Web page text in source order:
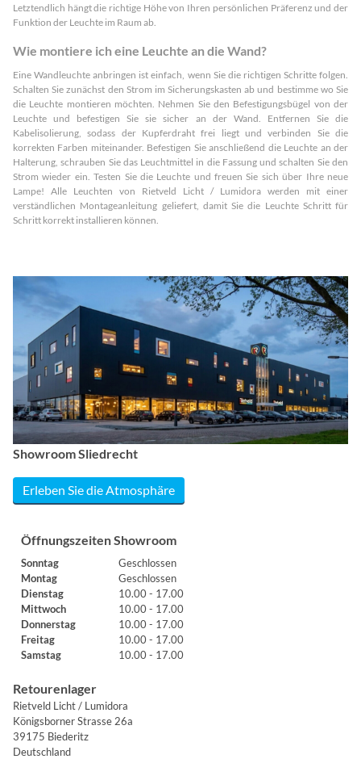
Letztendlich hängt die richtige Höhe von Ihren persönlichen Präferenz und der
Funktion der Leuchte im Raum ab.
Wie montiere ich eine Leuchte an die Wand?
Eine Wandleuchte anbringen ist einfach, wenn Sie die richtigen Schritte folgen.
Schalten Sie zunächst den Strom im Sicherungskasten ab und bestimme wo Sie
die Leuchte montieren möchten. Nehmen Sie den Befestigungsbügel von der
Leuchte und befestigen Sie sie sicher an der Wand. Entfernen Sie die
Kabelisolierung, sodass der Kupferdraht frei liegt und verbinden Sie die
korrekten Farben miteinander. Befestigen Sie anschließend die Leuchte an der
Halterung, schrauben Sie das Leuchtmittel in die Fassung und schalten Sie den
Strom wieder ein. Testen Sie die Leuchte und freuen Sie sich über Ihre neue
Lampe! Alle Leuchten von Rietveld Licht / Lumidora werden mit einer
verständlichen Montageanleitung geliefert, damit Sie die Leuchte Schritt für
Schritt korrekt installieren können.
Showroom Sliedrecht
Erleben Sie die Atmosphäre
Öffnungszeiten Showroom
Sonntag
Geschlossen
Montag
Geschlossen
Dienstag
10.00 - 17.00
Mittwoch
10.00 - 17.00
Donnerstag
10.00 - 17.00
Freitag
10.00 - 17.00
Samstag
10.00 - 17.00
Retourenlager
Rietveld Licht / Lumidora
Königsborner Strasse 26a
39175 Biederitz
Deutschland